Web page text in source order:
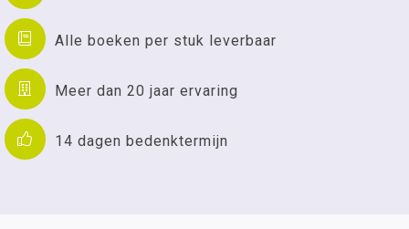
Alle boeken per stuk leverbaar
Meer dan 20 jaar ervaring
14 dagen bedenktermijn